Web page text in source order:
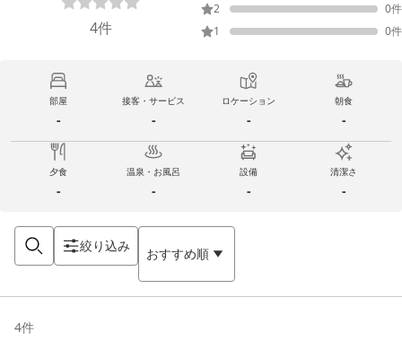
4件
2
0件
1
0件
部屋
-
接客・サービス
-
ロケーション
-
朝食
-
夕食
-
温泉・お風呂
-
設備
-
清潔さ
-
絞り込み おすすめ順
4件